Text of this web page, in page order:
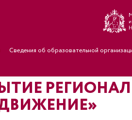
Сведения об образовательной